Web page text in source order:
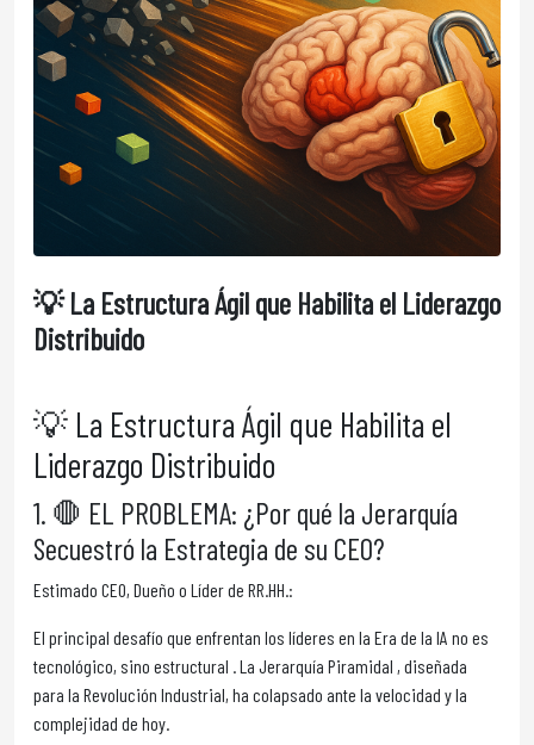
💡 La Estructura Ágil que Habilita el Liderazgo
Distribuido
💡 La Estructura Ágil que Habilita el
Liderazgo Distribuido
1. 🛑 EL PROBLEMA: ¿Por qué la Jerarquía
Secuestró la Estrategia de su CEO?
Estimado CEO, Dueño o Líder de RR.HH.:
El principal desafío que enfrentan los líderes en la Era de la IA no es
tecnológico, sino estructural . La Jerarquía Piramidal , diseñada
para la Revolución Industrial, ha colapsado ante la velocidad y la
complejidad de hoy.